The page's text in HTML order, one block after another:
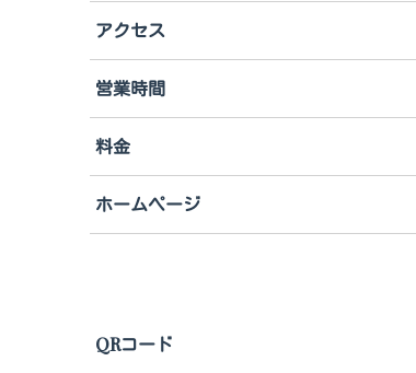
アクセス
営業時間
料金
ホームページ
QRコード